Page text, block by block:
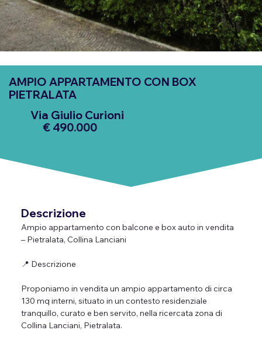
AMPIO APPARTAMENTO CON BOX
PIETRALATA
Via Giulio Curioni
€ 490.000
Descrizione
Ampio appartamento con balcone e box auto in vendita
– Pietralata, Collina Lanciani
📍 Descrizione
Proponiamo in vendita un ampio appartamento di circa
130 mq interni, situato in un contesto residenziale
tranquillo, curato e ben servito, nella ricercata zona di
Collina Lanciani, Pietralata.